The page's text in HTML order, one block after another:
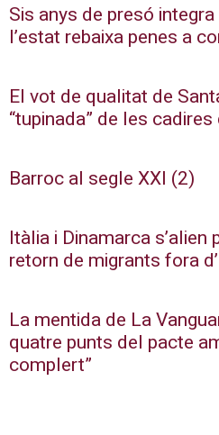
Sis anys de presó
l’estat rebaixa penes a
El vot de qualitat de
“tupinada” de les
Barroc al segle XXI (2)
Itàlia i Dinamarca s’alien
retorn de migrants fora
La mentida de La
quatre punts del pacte
complert”